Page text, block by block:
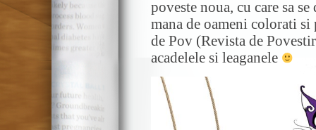
poveste noua, cu care sa
mana de oameni colorati
de Pov (Revista de
acadelele si leaganele